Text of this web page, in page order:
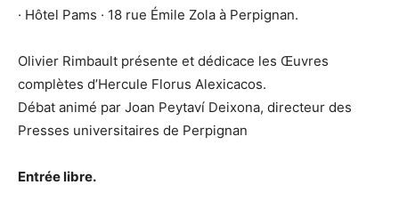
· Hôtel Pams · 18 rue Émile Zola à Perpignan.
Olivier Rimbault présente et dédicace les Œuvres
complètes d’Hercule Florus Alexicacos.
Débat animé par Joan Peytaví Deixona, directeur des
Presses universitaires de Perpignan
Entrée libre.